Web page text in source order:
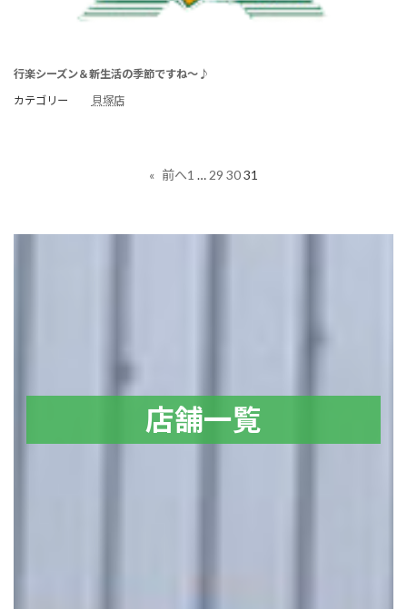
行楽シーズン＆新生活の季節ですね～♪
カテゴリー
貝塚店
« 前へ1 … 29 3031
店舗一覧